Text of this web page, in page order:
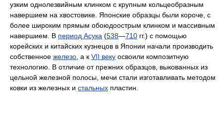
узким однолезвийным клинком с крупным кольцеобразным
навершием на хвостовике. Японские образцы были короче, с
более широким прямым обоюдоострым клинком и массивным
навершием. В период Асука (538—710 гг.) с помощью
корейских и китайских кузнецов в Японии начали производить
собственное железо, а к VII веку освоили композитную
технологию. В отличие от прежних образцов, выкованных из
цельной железной полосы, мечи стали изготавливать методом
ковки из железных и стальных пластин.